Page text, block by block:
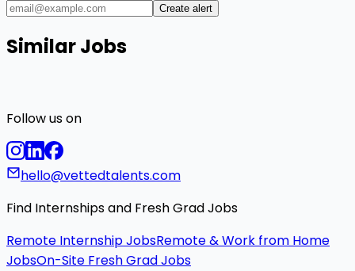
Create alert
Similar Jobs
Follow us on
hello@vettedtalents.com
Find Internships and Fresh Grad Jobs
Remote Internship JobsRemote & Work from Home
JobsOn-Site Fresh Grad Jobs